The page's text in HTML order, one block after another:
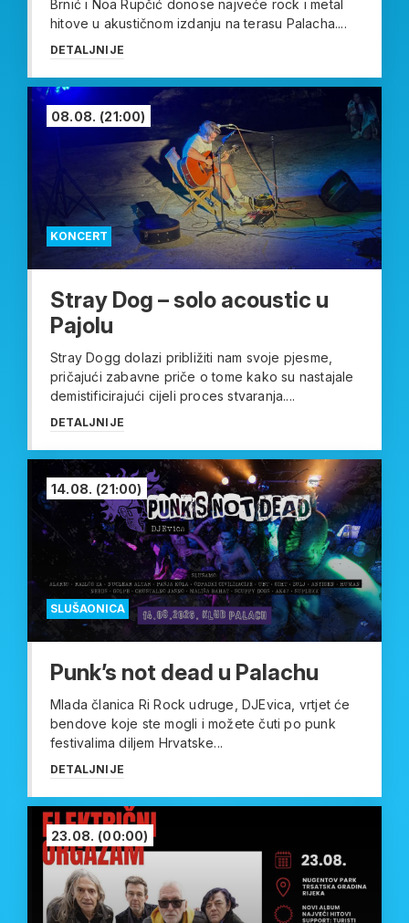
Brnić i Noa Rupčić donose najveće rock i metal
hitove u akustičnom izdanju na terasu Palacha....
DETALJNIJE
KONCERT
08.08. (21:00)
Stray Dog – solo acoustic u
Pajolu
Stray Dogg dolazi približiti nam svoje pjesme,
pričajući zabavne priče o tome kako su nastajale
demistificirajući cijeli proces stvaranja....
DETALJNIJE
SLUŠAONICA
14.08. (21:00)
Punk’s not dead u Palachu
Mlada članica Ri Rock udruge, DJEvica, vrtjet će
bendove koje ste mogli i možete čuti po punk
festivalima diljem Hrvatske...
DETALJNIJE
23.08. (00:00)